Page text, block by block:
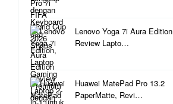
Lenovo Yoga 7i Aura Edition
Review Lapto…
Huawei MatePad Pro 13.2
PaperMatte, Revi…